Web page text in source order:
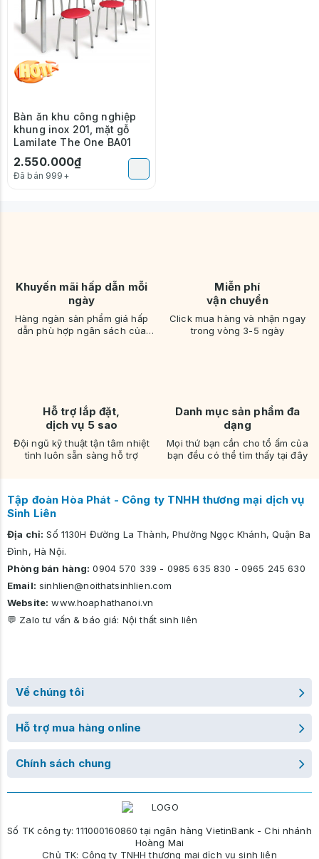
Bàn ăn khu công nghiệp
khung inox 201, mặt gỗ
Lamilate The One BA01
2.550.000₫
Đã bán 999+
Khuyến mãi hấp dẫn mỗi
ngày
Hàng ngàn sản phẩm giá hấp
dẫn phù hợp ngân sách của
Miễn phí
vận chuyển
Click mua hàng và nhận ngay
trong vòng 3-5 ngày
Hỗ trợ lắp đặt,
dịch vụ 5 sao
Đội ngũ kỹ thuật tận tâm nhiệt
tình luôn sẵn sàng hỗ trợ
Danh mục sản phẩm đa
dạng
Mọi thứ bạn cần cho tổ ấm của
bạn đều có thể tìm thấy tại đây
Tập đoàn Hòa Phát - Công ty TNHH thương mại dịch vụ
Sinh Liên
Địa chỉ: Số 1130H Đường La Thành, Phường Ngọc Khánh, Quận Ba
Đình, Hà Nội.
Phòng bán hàng: 0904 570 339 - 0985 635 830 - 0965 245 630
Email: sinhlien@noithatsinhlien.com
Website: www.hoaphathanoi.vn
💬 Zalo tư vấn & báo giá: Nội thất sinh liên
Về chúng tôi
Hỗ trợ mua hàng online
Chính sách chung
Số TK công ty: 111000160860 tại ngân hàng VietinBank - Chi nhánh
Hoàng Mai
Chủ TK: Công ty TNHH thương mại dịch vụ sinh liên